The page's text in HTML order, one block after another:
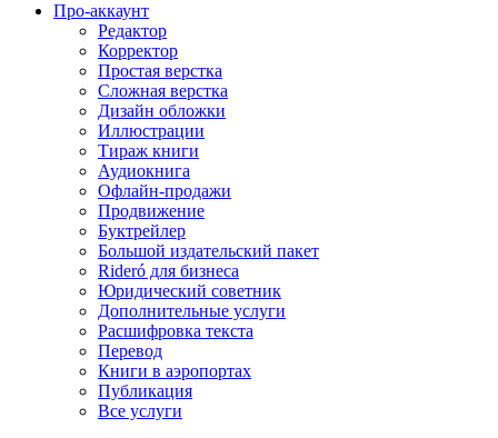
Про-аккаунт
Редактор
Корректор
Простая верстка
Сложная верстка
Дизайн обложки
Иллюстрации
Тираж книги
Аудиокнига
Офлайн-продажи
Продвижение
Буктрейлер
Большой издательский пакет
Rideró для бизнеса
Юридический советник
Дополнительные услуги
Расшифровка текста
Перевод
Книги в аэропортах
Публикация
Все услуги